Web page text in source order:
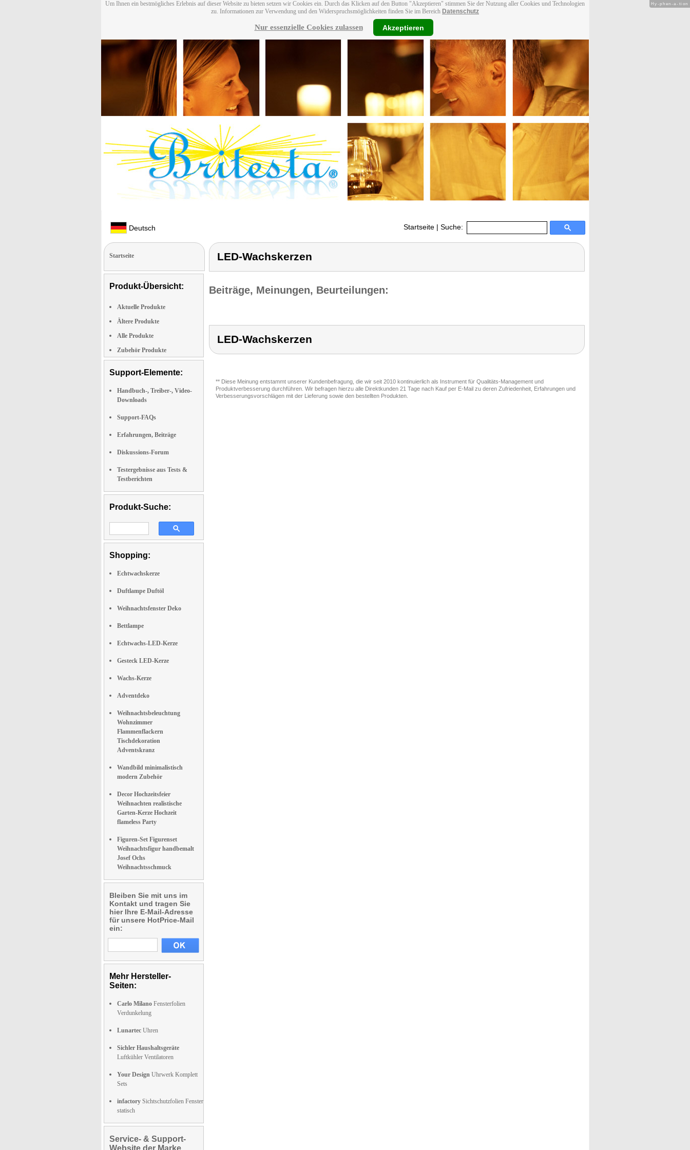
Um Ihnen ein bestmögliches Erlebnis auf dieser Website zu bieten setzen wir Cookies ein. Durch das Klicken auf den Button "Akzeptieren" stimmen Sie der Nutzung aller Cookies und Technologien
zu. Informationen zur Verwendung und den Widerspruchsmöglichkeiten finden Sie im Bereich Datenschutz
Nur essenzielle Cookies zulassen Akzeptieren
Deutsch Startseite | Suche:
Startseite
Produkt-Übersicht:
Aktuelle Produkte
Ältere Produkte
Alle Produkte
Zubehör Produkte
Support-Elemente:
Handbuch-, Treiber-, Video-
Downloads
Support-FAQs
Erfahrungen, Beiträge
Diskussions-Forum
Testergebnisse aus Tests &
Testberichten
Produkt-Suche:
Shopping:
Echtwachskerze
Duftlampe Duftöl
Weihnachtsfenster Deko
Bettlampe
Echtwachs-LED-Kerze
Gesteck LED-Kerze
Wachs-Kerze
Adventdeko
Weihnachtsbeleuchtung
Wohnzimmer
Flammenflackern
Tischdekoration
Adventskranz
Wandbild minimalistisch
modern Zubehör
Decor Hochzeitsfeier
Weihnachten realistische
Garten-Kerze Hochzeit
flameless Party
Figuren-Set Figurenset
Weihnachtsfigur handbemalt
Josef Ochs
Weihnachtsschmuck
Bleiben Sie mit uns im
Kontakt und tragen Sie
hier Ihre E-Mail-Adresse
für unsere HotPrice-Mail
ein:
Mehr Hersteller-
Seiten:
Carlo Milano Fensterfolien
Verdunkelung
Lunartec Uhren
Sichler Haushaltsgeräte
Luftkühler Ventilatoren
Your Design Uhrwerk Komplett
Sets
infactory Sichtschutzfolien Fenster
statisch
Service- & Support-
Website der Marke
LED-Wachskerzen
Beiträge, Meinungen, Beurteilungen:
LED-Wachskerzen
** Diese Meinung entstammt unserer Kundenbefragung, die wir seit 2010 kontinuierlich als Instrument für Qualitäts-Management und
Produktverbesserung durchführen. Wir befragen hierzu alle Direktkunden 21 Tage nach Kauf per E-Mail zu deren Zufriedenheit, Erfahrungen und
Verbesserungsvorschlägen mit der Lieferung sowie den bestellten Produkten.
Hy-phen-a-tion